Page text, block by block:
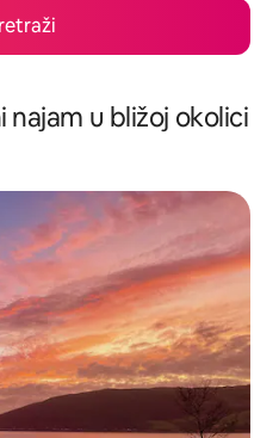
najam u bližoj okolici